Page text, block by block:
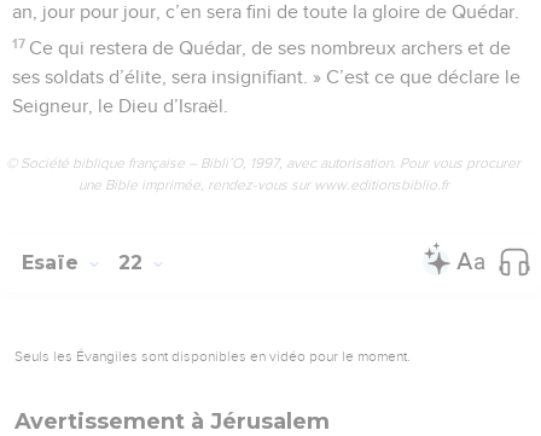
an, jour pour jour, c’en sera fini de toute la gloire de Quédar.
17 Ce qui restera de Quédar, de ses nombreux archers et de
ses soldats d’élite, sera insignifiant. » C’est ce que déclare le
Seigneur, le Dieu d’Israël.
© Société biblique française – Bibli’O, 1997, avec autorisation. Pour vous procurer
une Bible imprimée, rendez-vous sur www.editionsbiblio.fr
Esaïe 22
Seuls les Évangiles sont disponibles en vidéo pour le moment.
Avertissement à Jérusalem